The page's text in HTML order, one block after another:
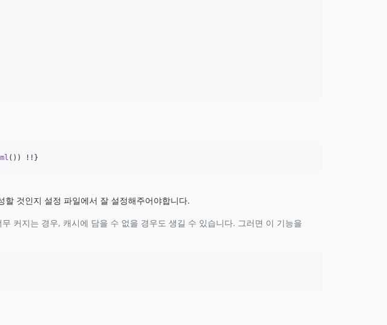
()) !!}
것인지 설정 파일에서 잘 설정해주어야합니다.
커지는 경우, 캐시에 담을 수 없을 경우도 생길 수 있습니다. 그러면 이 기능을